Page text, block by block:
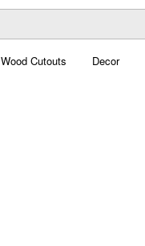
Wood Cutouts Decor